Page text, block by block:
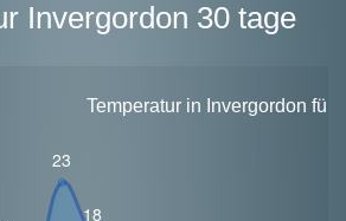
Invergordon 30 tage
Temperatur in Invergordon für